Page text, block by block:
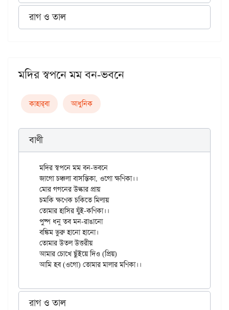
রাগ ও তাল
মদির স্বপনে মম বন-ভবনে
কাহার্‌বা আধুনিক
বাণী
মদির স্বপনে মম বন-ভবনে
জাগো চঞ্চলা বাসন্তিকা, ওগো ক্ষণিকা।।
মোর গগনের উল্কার প্রায়
চমকি ক্ষণেক চকিতে মিলায়
তোমার হাসির যুঁই-কণিকা।।
পুষ্প ধনু তব মন-রাঙানো
বঙ্কিম ভুরু হানো হানো।
তোমার উতল উত্তরীয়
আমার চোখে ছুঁইয়ে দিও (প্রিয়)
রাগ ও তাল